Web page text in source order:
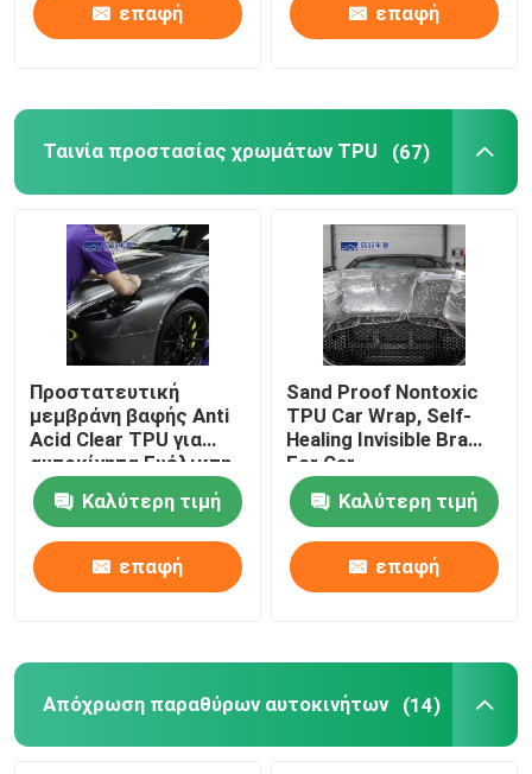
επαφή επαφή
Ταινία προστασίας χρωμάτων TPU (67)
Προστατευτική
μεμβράνη βαφής Anti
Acid Clear TPU για
αυτοκίνητα Ευέλικτη
πολλαπλών χρήσεων
Καλύτερη τιμή
επαφή
Sand Proof Nontoxic
TPU Car Wrap, Self-
Healing Invisible Bra
For Car
Καλύτερη τιμή
επαφή
Απόχρωση παραθύρων αυτοκινήτων (14)